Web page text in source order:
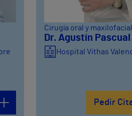
Cirugía oral y
Dr. Agustín
Hospital Vithas
Pedir